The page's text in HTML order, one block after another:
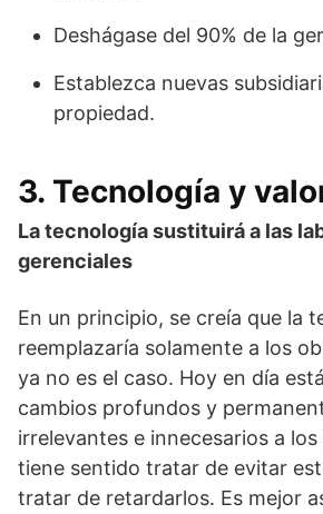
Deshágase del 90% de la
Establezca nuevas
propiedad.
3. Tecnología y
La tecnología sustituirá a las
gerenciales
En un principio, se creía que la
reemplazaría solamente a los
ya no es el caso. Hoy en día
cambios profundos y
irrelevantes e innecesarios a
tiene sentido tratar de evitar
tratar de retardarlos. Es mejor